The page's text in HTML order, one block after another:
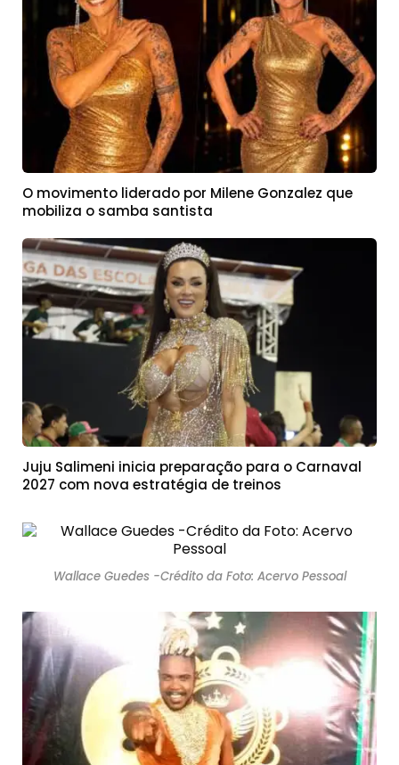
O movimento liderado por Milene Gonzalez que
mobiliza o samba santista
Juju Salimeni inicia preparação para o Carnaval
2027 com nova estratégia de treinos
Wallace Guedes -Crédito da Foto: Acervo Pessoal